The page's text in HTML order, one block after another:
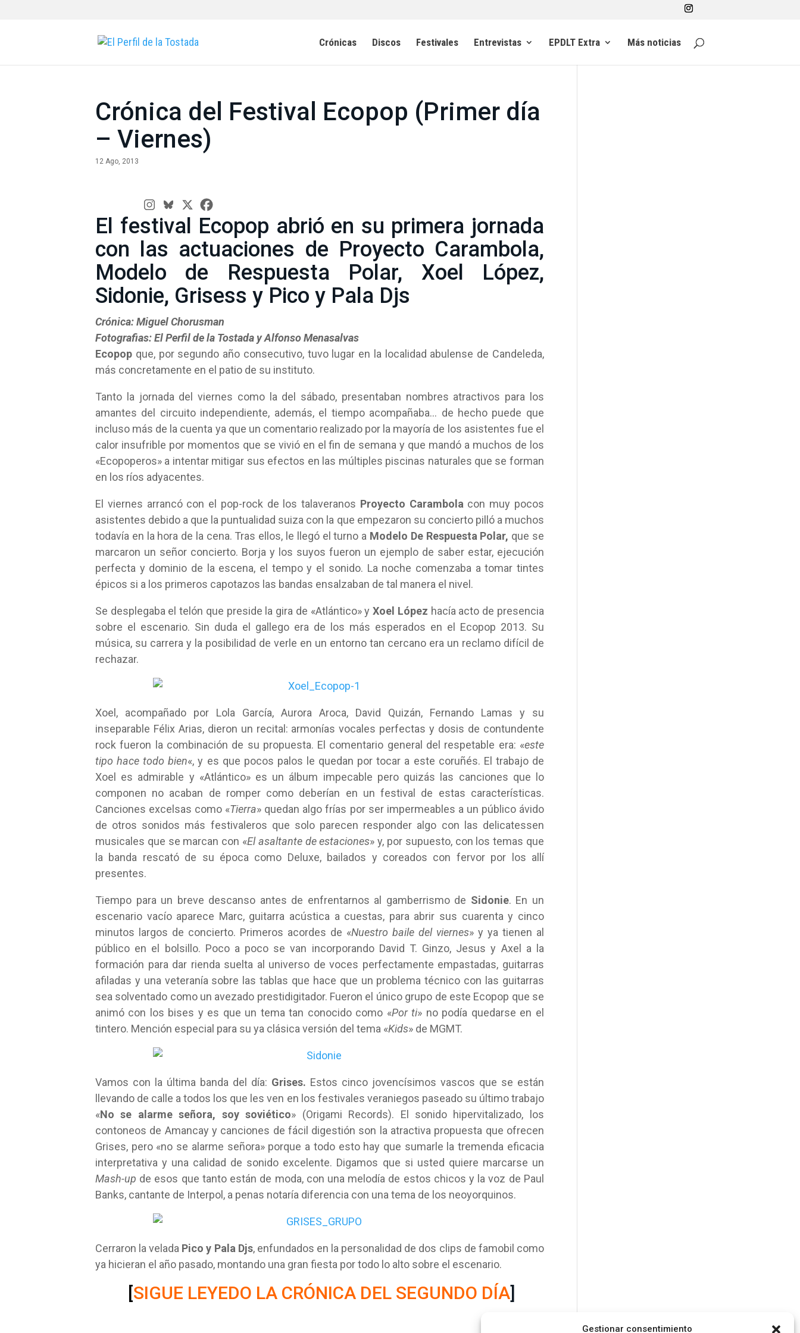
Gestionar consentimiento
Crónicas Discos Festivales Entrevistas EPDLT Extra Más noticias
Crónica del Festival Ecopop (Primer día
– Viernes)
12 Ago, 2013
El festival Ecopop abrió en su primera jornada
con las actuaciones de Proyecto Carambola,
Modelo de Respuesta Polar, Xoel López,
Sidonie, Grisess y Pico y Pala Djs
Crónica: Miguel Chorusman
Fotografias: El Perfil de la Tostada y Alfonso Menasalvas
Ecopop que, por segundo año consecutivo, tuvo lugar en la localidad abulense de Candeleda,
más concretamente en el patio de su instituto.
Tanto la jornada del viernes como la del sábado, presentaban nombres atractivos para los
amantes del circuito independiente, además, el tiempo acompañaba… de hecho puede que
incluso más de la cuenta ya que un comentario realizado por la mayoría de los asistentes fue el
calor insufrible por momentos que se vivió en el fin de semana y que mandó a muchos de los
«Ecopoperos» a intentar mitigar sus efectos en las múltiples piscinas naturales que se forman
en los ríos adyacentes.
El viernes arrancó con el pop-rock de los talaveranos Proyecto Carambola con muy pocos
asistentes debido a que la puntualidad suiza con la que empezaron su concierto pilló a muchos
todavía en la hora de la cena. Tras ellos, le llegó el turno a Modelo De Respuesta Polar, que se
marcaron un señor concierto. Borja y los suyos fueron un ejemplo de saber estar, ejecución
perfecta y dominio de la escena, el tempo y el sonido. La noche comenzaba a tomar tintes
épicos si a los primeros capotazos las bandas ensalzaban de tal manera el nivel.
Se desplegaba el telón que preside la gira de «Atlántico» yXoel López hacía acto de presencia
sobre el escenario. Sin duda el gallego era de los más esperados en el Ecopop 2013. Su
música, su carrera y la posibilidad de verle en un entorno tan cercano era un reclamo difícil de
rechazar.
Xoel, acompañado por Lola García, Aurora Aroca, David Quizán, Fernando Lamas y su
inseparable Félix Arias, dieron un recital: armonías vocales perfectas y dosis de contundente
rock fueron la combinación de su propuesta. El comentario general del respetable era: «este
tipo hace todo bien«, y es que pocos palos le quedan por tocar a este coruñés. El trabajo de
Xoel es admirable y «Atlántico» es un álbum impecable pero quizás las canciones que lo
componen no acaban de romper como deberían en un festival de estas características.
Canciones excelsas como «Tierra» quedan algo frías por ser impermeables a un público ávido
de otros sonidos más festivaleros que solo parecen responder algo con las delicatessen
musicales que se marcan con «El asaltante de estaciones» y, por supuesto, con los temas que
la banda rescató de su época como Deluxe, bailados y coreados con fervor por los allí
presentes.
Tiempo para un breve descanso antes de enfrentarnos al gamberrismo de Sidonie. En un
escenario vacío aparece Marc, guitarra acústica a cuestas, para abrir sus cuarenta y cinco
minutos largos de concierto. Primeros acordes de «Nuestro baile del viernes» y ya tienen al
público en el bolsillo. Poco a poco se van incorporando David T. Ginzo, Jesus y Axel a la
formación para dar rienda suelta al universo de voces perfectamente empastadas, guitarras
afiladas y una veteranía sobre las tablas que hace que un problema técnico con las guitarras
sea solventado como un avezado prestidigitador. Fueron el único grupo de este Ecopop que se
animó con los bises y es que un tema tan conocido como «Por ti» no podía quedarse en el
tintero. Mención especial para su ya clásica versión del tema «Kids» de MGMT.
Vamos con la última banda del día: Grises. Estos cinco jovencísimos vascos que se están
llevando de calle a todos los que les ven en los festivales veraniegos paseado su último trabajo
«No se alarme señora, soy soviético» (Origami Records). El sonido hipervitalizado, los
contoneos de Amancay y canciones de fácil digestión son la atractiva propuesta que ofrecen
Grises, pero «no se alarme señora» porque a todo esto hay que sumarle la tremenda eficacia
interpretativa y una calidad de sonido excelente. Digamos que si usted quiere marcarse un
Mash-up de esos que tanto están de moda, con una melodía de estos chicos y la voz de Paul
Banks, cantante de Interpol, a penas notaría diferencia con una tema de los neoyorquinos.
Cerraron la velada Pico y Pala Djs, enfundados en la personalidad de dos clips de famobil como
ya hicieran el año pasado, montando una gran fiesta por todo lo alto sobre el escenario.
[SIGUE LEYEDO LA CRÓNICA DEL SEGUNDO DÍA]